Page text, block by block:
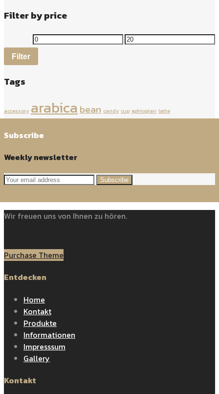
Filter by price
Filter
Tags
accessory arabicabean candy cup ephiopian latte
Subscribe
Weekly newsletter
Subscribe
Wir freuen uns von Ihnen zu hören.
Purchase Theme
Entdecken
Home
Kontakt
Produkte
Informationen
Impresssum
Gallery
Kontakt